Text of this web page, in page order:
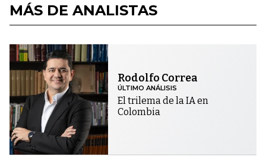
MÁS DE ANALISTAS
Rodolfo Correa
ÚLTIMO ANÁLISIS
El trilema de la IA en
Colombia